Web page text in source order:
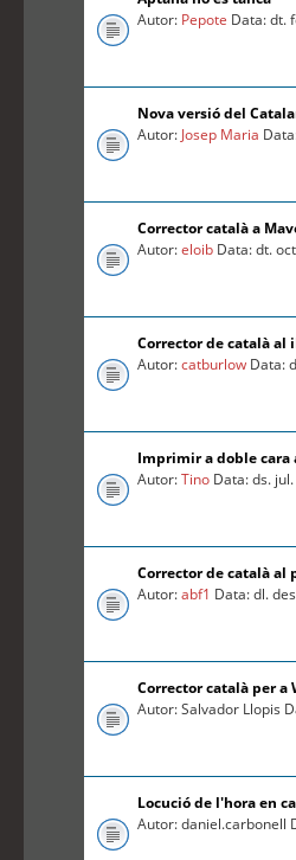
Autor: Pepote Data: dt.
Nova versió del
Autor: Josep Maria
Corrector català a
Autor:eloib Data: dt.
Corrector de català al
Autor:catburlow Data:
Imprimir a doble
Autor:Tino Data: ds.
Corrector de català al
Autor:abf1 Data: dl.
Corrector català per a
Autor: Salvador Llopis
Locució de l'hora en
Autor: daniel.carbonell